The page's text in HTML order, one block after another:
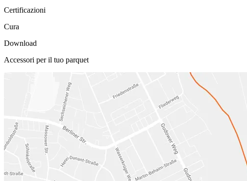
Certificazioni
Cura
Download
Accessori per il tuo parquet